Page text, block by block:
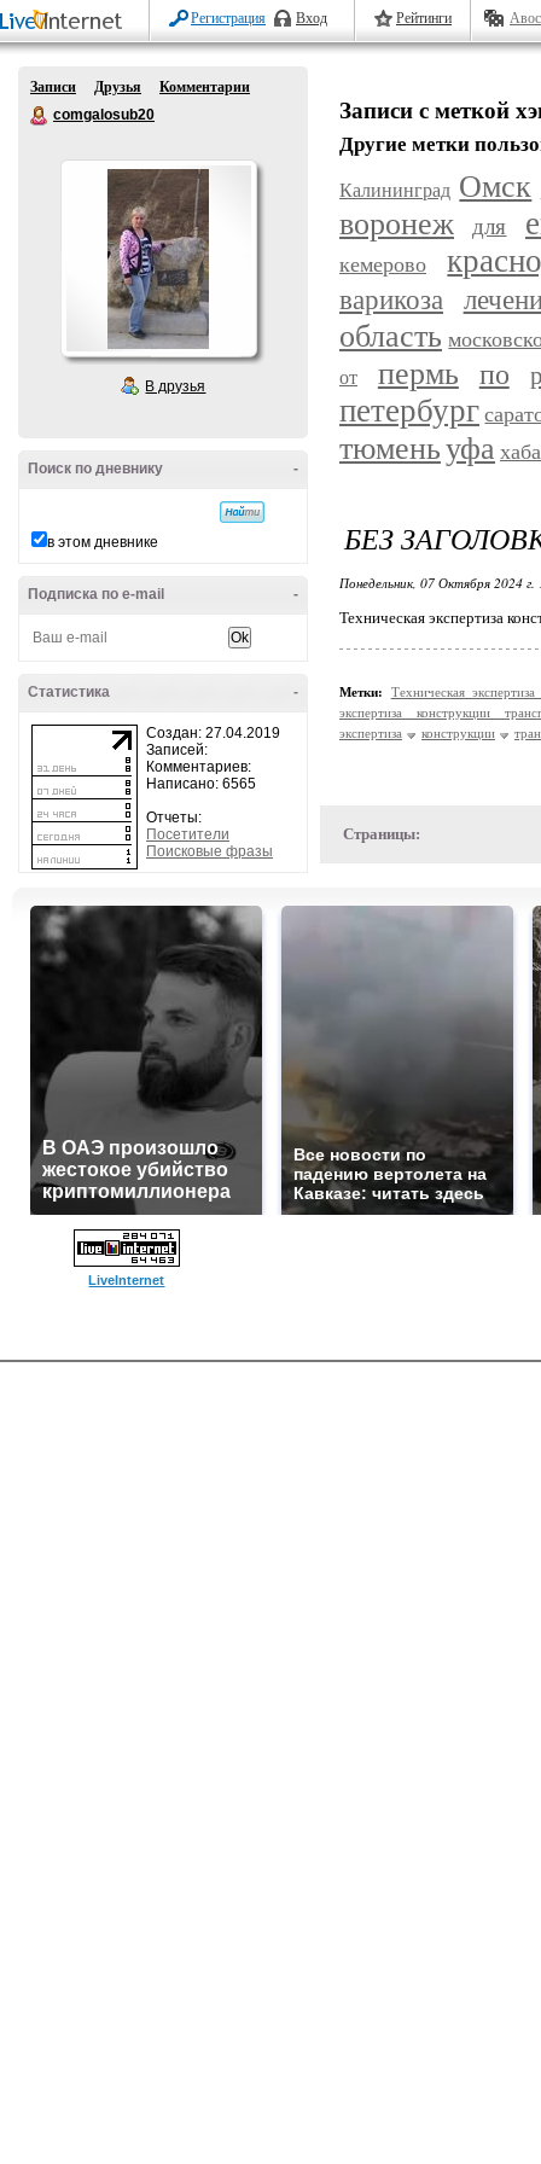
Регистрация Вход Рейтинги
Записи Друзья
Комментарии
comgalosub20
В друзья
-
Поиск по дневнику
в этом дневнике
-
Подписка по e-mail
-
Статистика
Создан: 27.04.2019
Записей:
Комментариев:
Написано: 6565
Отчеты:
Посетители
Поисковые фразы
Записи с меткой
Другие метки
Калининград Омск
воронеж для
кемерово
варикоза
область
от пермь по
петербург
тюменьуфа
БЕЗ
Понедельник, 07 Октября 2024
Техническая экспертиза
Метки:
Техническая
экспертиза конструкции
экспертиза
конструкции
Страницы:
В ОАЭ произошло
жестокое убийство
криптомиллионера
Все новости по
падению вертолета на
Кавказе: читать здесь
LiveInternet